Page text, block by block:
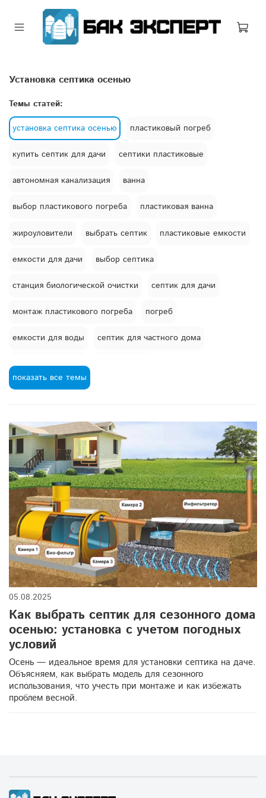
установка септика осенью
Темы статей:
установка септика осенью пластиковый погреб
купить септик для дачи септики пластиковые
автономная канализация ванна
выбор пластикового погреба пластиковая ванна
жироуловители выбрать септик пластиковые емкости
емкости для дачи выбор септика
станция биологической очистки септик для дачи
монтаж пластикового погреба погреб
емкости для воды септик для частного дома
баки пластиковые
емкости с конусным дном
бак для полива пластиковый бак
емкости для удобрений как выбрать погреб
герметичный погреб септики септик или емкость
консервация септика на зиму септик зимой
система хранения воды ливневые сооружения
очистка баков для воды канализация на даче
переработка сточных вод
туалетная кабина пластиковые резервуары осенью
монтаж дренажных колодцев
купить пластиковый бассейн 2000 литров
ливневая канализация
показать все темы
05.08.2025
Как выбрать септик для сезонного дома
осенью: установка с учетом погодных
условий
Осень — идеальное время для установки септика на даче.
Объясняем, как выбрать модель для сезонного
использования, что учесть при монтаже и как избежать
проблем весной.